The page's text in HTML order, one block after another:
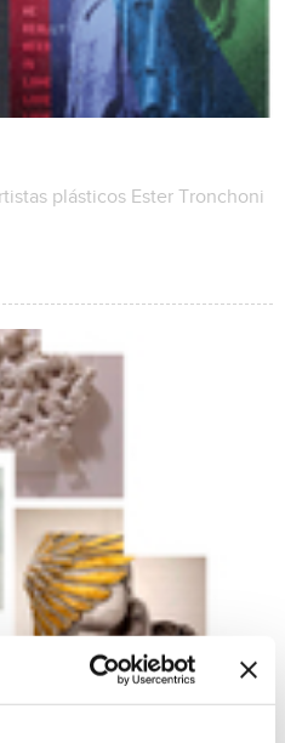
plásticos Ester Tronchoni